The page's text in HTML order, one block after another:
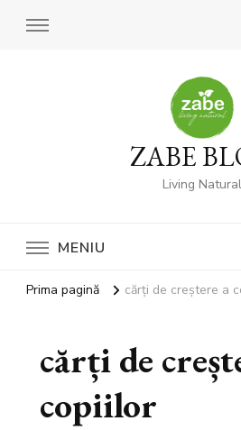
ZABE
Living Natural
MENIU
Prima pagină cărți de creștere a
cărți de
copiilor